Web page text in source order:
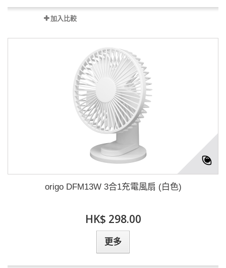
加入比較
origo DFM13W 3合1充電風扇 (白色)
HK$ 298.00
更多